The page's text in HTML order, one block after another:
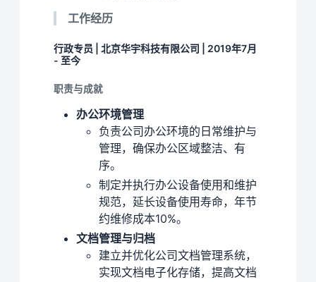
工作经历
行政专员 | 北京华宇科技有限公司 | 2019年7月
- 至今
职责与成就
办公环境管理
负责公司办公环境的日常维护与
管理，确保办公区域整洁、有
序。
制定并执行办公设备使用和维护
规范，延长设备使用寿命，年节
约维修成本10%。
文档管理与归档
建立并优化公司文档管理系统，
实现文档电子化存储，提高文档